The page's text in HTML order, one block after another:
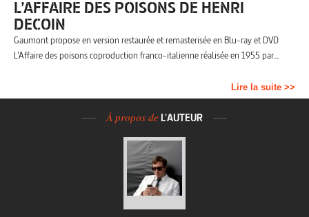
L’AFFAIRE DES POISONS DE HENRI
DECOIN
Gaumont propose en version restaurée et remasterisée en Blu-ray et DVD
L’Affaire des poisons coproduction franco-italienne réalisée en 1955 par…
Lire la suite >>
À propos de L'AUTEUR